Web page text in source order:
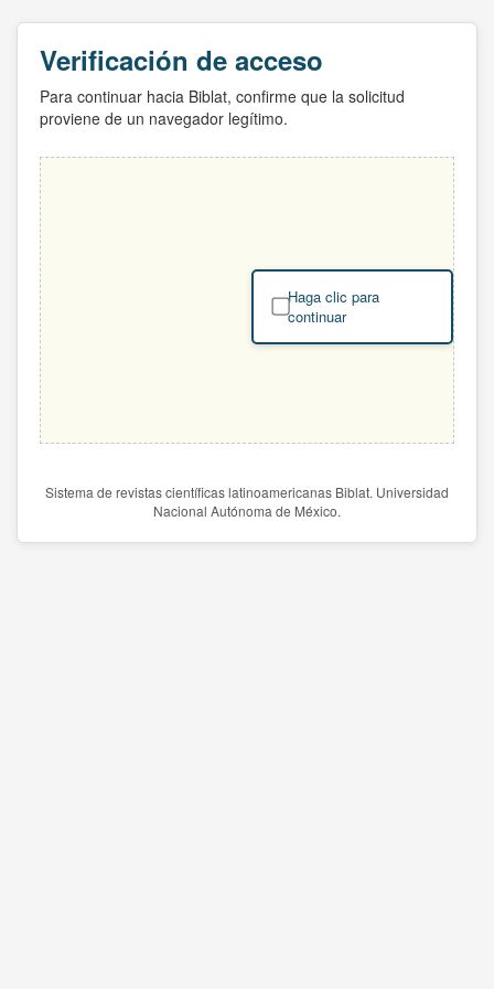
Verificación de acceso
Para continuar hacia Biblat, confirme que la solicitud
proviene de un navegador legítimo.
Haga clic para
continuar
Sistema de revistas científicas latinoamericanas Biblat. Universidad
Nacional Autónoma de México.